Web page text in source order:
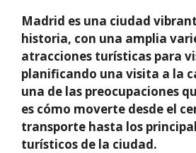
Madrid es una ciudad
historia, con una amplia
atracciones turísticas para
planificando una visita a la
una de las preocupaciones
es cómo moverte desde el
transporte hasta los
turísticos de la ciudad.